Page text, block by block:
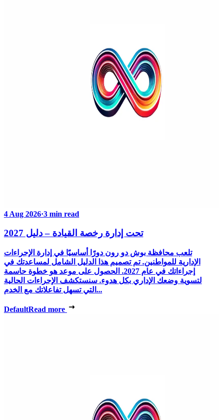
4 Aug 2026·3 min read
تحت إدارة رخصة القيادة – دليل 2027
تلعب محافظة بوش دو رون دورًا أساسيًا في إدارة الإجراءات
الإدارية للمواطنين. تم تصميم هذا الدليل الشامل لمساعدتك في
إجراءاتك في عام 2027. الحصول على موعد هو خطوة حاسمة
لتسوية وضعك الإداري بكل هدوء. سنستكشف الإجراءات الحالية
التي تسهل تفاعلاتك مع الخدم...
DefaultRead more